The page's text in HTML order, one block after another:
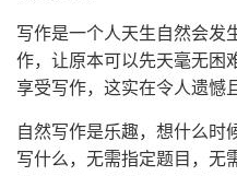
写作是一个人天生自然会发
作，让原本可以先天毫无困
享受写作，这实在令人遗憾
自然写作是乐趣，想什么时
写什么，无需指定题目，无